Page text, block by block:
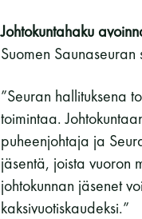
Johtokuntahaku
Suomen
”Seuran hallituksena
toimintaa.
puheenjohtaja ja
jäsentä, joista vuoron
johtokunnan jäsenet
kaksivuotiskaudeksi.”